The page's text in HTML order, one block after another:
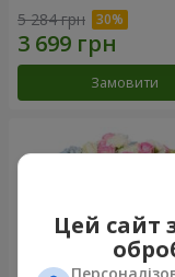
5 284 грн
Замовити
Цей сайт